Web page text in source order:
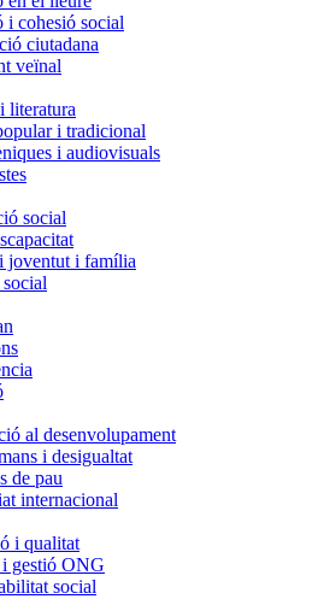
i cohesió social
ciutadana
veïnal
literatura
i tradicional
i audiovisuals
social
joventut i família
al desenvolupament
i desigualtat
de pau
internacional
i qualitat
gestió ONG
social